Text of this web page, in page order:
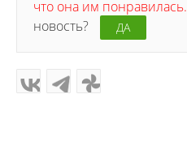
что она им понравилась.
новость?
ДА